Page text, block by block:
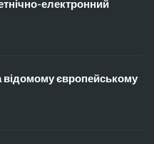
електронний
відомому європейському